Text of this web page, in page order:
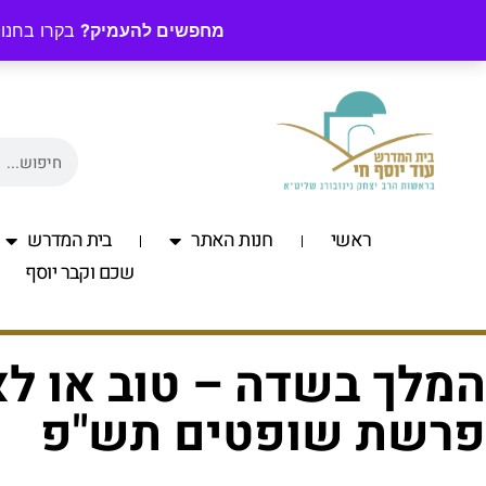
מחפשים להעמיק? בקרו
ראשי חנות האתר בית המדרש
שכם וקבר יוסף
המלך בשדה – טוב או
פרשת שופטים תש"פ